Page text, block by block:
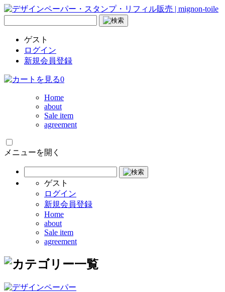
ゲスト
ログイン
新規会員登録
0
Home
about
Sale item
agreement
メニューを開く
ゲスト
ログイン
新規会員登録
Home
about
Sale item
agreement